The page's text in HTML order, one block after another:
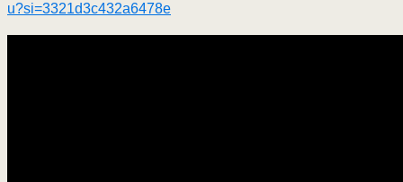
u?si=3321d3c432a6478e